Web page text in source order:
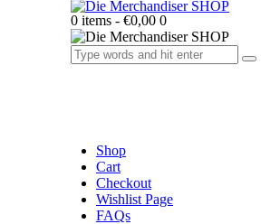
0 items - €0,00 0
Shop
Cart
Checkout
Wishlist Page
FAQs